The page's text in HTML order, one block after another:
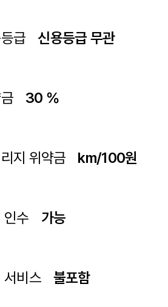
급 신용등급 무관
30 %
지 위약금 km/100원
인수 가능
서비스 불포함